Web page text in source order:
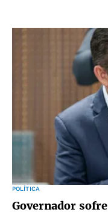
POLÍTICA
Governador